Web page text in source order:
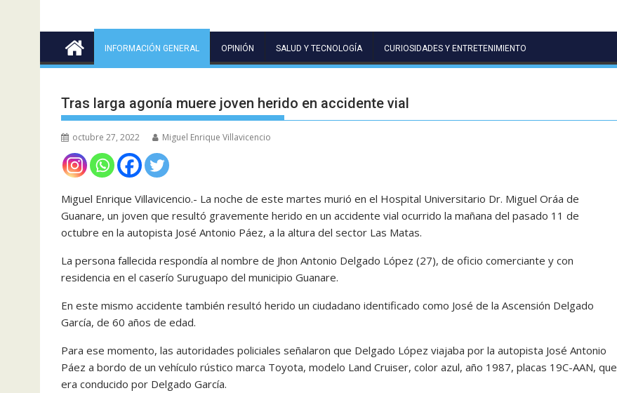
INFORMACIÓN GENERAL OPINIÓN SALUD Y TECNOLOGÍA CURIOSIDADES Y ENTRETENIMIENTO
Tras larga agonía muere joven herido en accidente vial
octubre 27, 2022 Miguel Enrique Villavicencio
Miguel Enrique Villavicencio.- La noche de este martes murió en el Hospital Universitario Dr. Miguel Oráa de
Guanare, un joven que resultó gravemente herido en un accidente vial ocurrido la mañana del pasado 11 de
octubre en la autopista José Antonio Páez, a la altura del sector Las Matas.
La persona fallecida respondía al nombre de Jhon Antonio Delgado López (27), de oficio comerciante y con
residencia en el caserío Suruguapo del municipio Guanare.
En este mismo accidente también resultó herido un ciudadano identificado como José de la Ascensión Delgado
García, de 60 años de edad.
Para ese momento, las autoridades policiales señalaron que Delgado López viajaba por la autopista José Antonio
Páez a bordo de un vehículo rústico marca Toyota, modelo Land Cruiser, color azul, año 1987, placas 19C-AAN, que
era conducido por Delgado García.